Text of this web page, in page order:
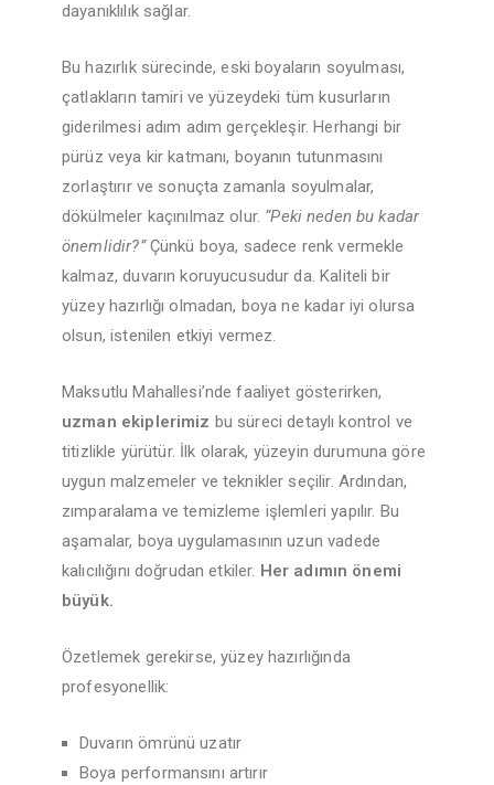
dayanıklılık sağlar.
Bu hazırlık sürecinde, eski boyaların soyulması,
çatlakların tamiri ve yüzeydeki tüm kusurların
giderilmesi adım adım gerçekleşir. Herhangi bir
pürüz veya kir katmanı, boyanın tutunmasını
zorlaştırır ve sonuçta zamanla soyulmalar,
dökülmeler kaçınılmaz olur. “Peki neden bu kadar
önemlidir?”Çünkü boya, sadece renk vermekle
kalmaz, duvarın koruyucusudur da. Kaliteli bir
yüzey hazırlığı olmadan, boya ne kadar iyi olursa
olsun, istenilen etkiyi vermez.
Maksutlu Mahallesi’nde faaliyet gösterirken,
uzman ekiplerimiz bu süreci detaylı kontrol ve
titizlikle yürütür. İlk olarak, yüzeyin durumuna göre
uygun malzemeler ve teknikler seçilir. Ardından,
zımparalama ve temizleme işlemleri yapılır. Bu
aşamalar, boya uygulamasının uzun vadede
kalıcılığını doğrudan etkiler. Her adımın önemi
büyük.
Özetlemek gerekirse, yüzey hazırlığında
profesyonellik:
Duvarın ömrünü uzatır
Boya performansını artırır